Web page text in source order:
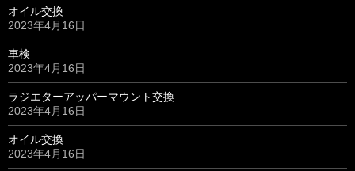
オイル交換
2023年4月16日
車検
2023年4月16日
ラジエターアッパーマウント交換
2023年4月16日
オイル交換
2023年4月16日